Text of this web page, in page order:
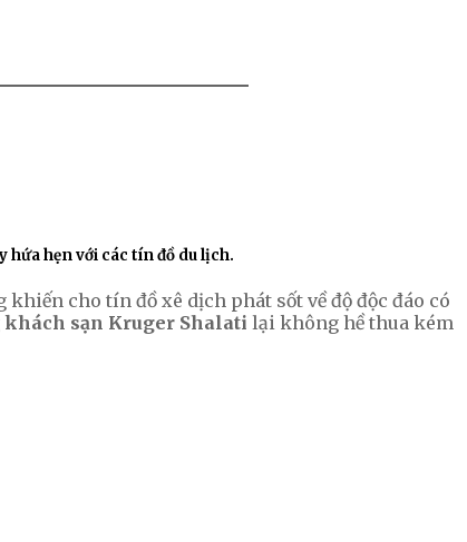
hứa hẹn với các tín đồ du lịch.
cho tín đồ xê dịch phát sốt về độ độc đáo có
khách sạn Kruger Shalati lại không hề thua kém